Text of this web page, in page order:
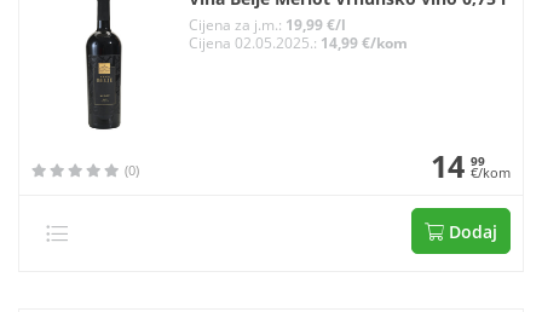
Cijena za j.m.: 19,99 €/l
Cijena 02.05.2025.: 14,99 €/kom
(0) 14 99
€/kom
Dodaj